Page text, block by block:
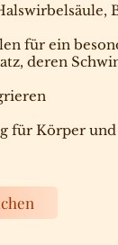
für ein
deren
für Körper